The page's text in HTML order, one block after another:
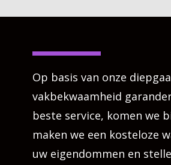
Op basis van onze
vakbekwaamheid
beste service, komen we
maken we een kosteloze
uw eigendommen en